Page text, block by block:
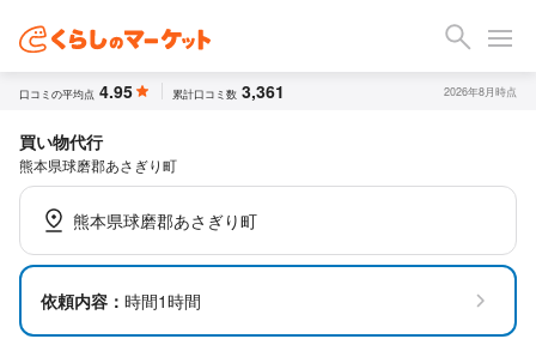
口コミの平均点 4.95 累計口コミ数 3,361 2026年8月時点
買い物代行
熊本県球磨郡あさぎり町
熊本県球磨郡あさぎり町
依頼内容： 時間1時間